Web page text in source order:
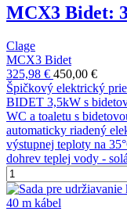
MCX3 Bidet:
Clage
MCX3 Bidet
325,98 € 450,00 €
Špičkový elektrický
BIDET 3,5kW s
WC a toaletu s
automaticky riadený
výstupnej teploty na
dohrev teplej vody -